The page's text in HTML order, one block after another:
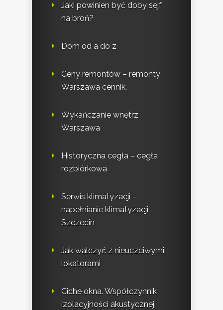
Jaki powinien być doby sejf
na broń?
Dom od a do z
Ceny remontów – remonty
Warszawa cennik.
Wykańczanie wnętrz
Warszawa
Historyczna cegła – cegła
rozbiórkowa
Serwis klimatyzacji –
napełnianie klimatyzacji
Szczecin
Jak walczyć z nieuczciwymi
lokatorami
Ciche okna. Współczynnik
izolacyjności akustycznej